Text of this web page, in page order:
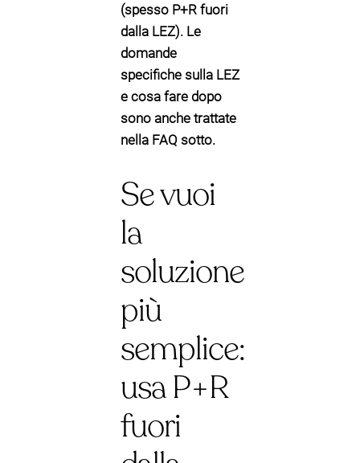
(spesso P+R fuori
dalla LEZ). Le
domande
specifiche sulla LEZ
e cosa fare dopo
sono anche trattate
nella FAQ sotto.
Se vuoi
la
soluzione
più
semplice:
usa P+R
fuori